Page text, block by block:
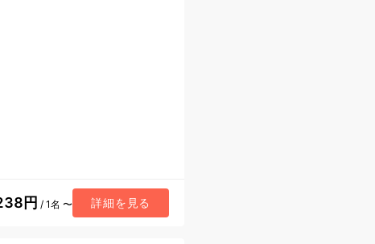
円 / 1名 〜 詳細を見る